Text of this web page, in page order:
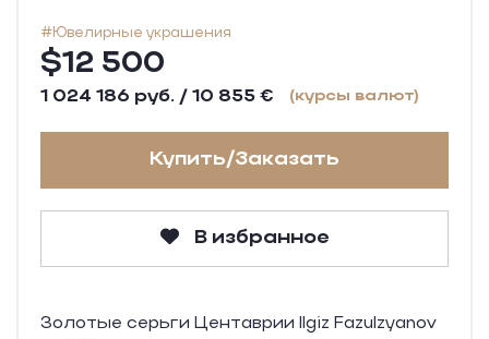
#Ювелирные украшения
$12 500
1 024 186 руб. / 10 855 € (курсы валют)
Купить/Заказать
В избранное
Золотые серьги Центаврии Ilgiz Fazulzyanov